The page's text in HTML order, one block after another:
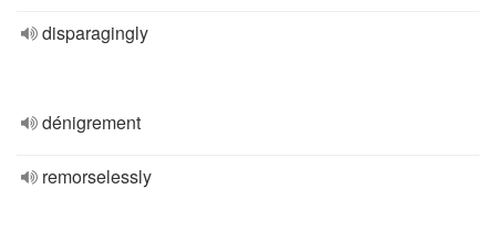
disparagingly
dénigrement
remorselessly